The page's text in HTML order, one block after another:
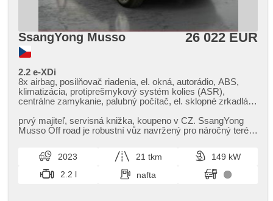
SsangYong Musso 26 022 EUR
2.2 e-XDi
8x airbag, posilňovač riadenia, el. okná, autorádio, ABS,
klimatizácia, protiprešmykový systém kolies (ASR),
centrálne zamykanie, palubný počítač, el. sklopné zrkadlá,
stieračov, ťažné zariadenie, senzor tlaku v pneumatikách,
USB, manuálna prevodovka, pohon 4 x 4
prvý majiteľ,​ servisná knižka,​ koupeno v CZ. SsangYong
Musso Off road je robustní vůz navržený pro náročný terén.
2023 21 tkm
149 kW
2.2 l
nafta